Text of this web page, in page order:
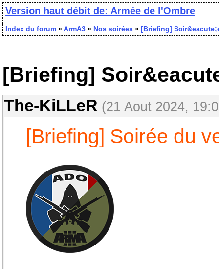
Version haut débit de: Armée de l'Ombre
Index du forum »ArmA3 » Nos soirées » [Briefing]
[Briefing]
The-KiLLeR (21 Aout 2024,
[Briefing] Soirée du